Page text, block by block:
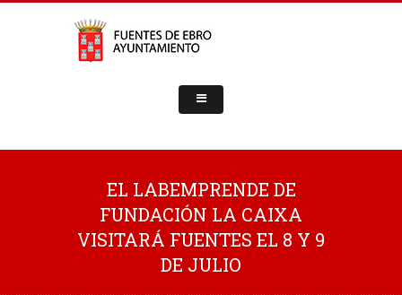
EL LABEMPRENDE DE
FUNDACIÓN LA CAIXA
VISITARÁ FUENTES EL 8 Y 9
DE JULIO